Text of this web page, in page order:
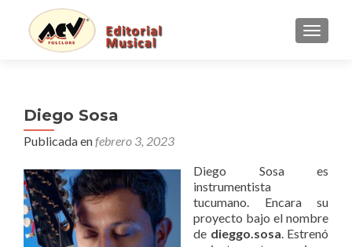
Diego Sosa
Publicada enfebrero 3, 2023
Diego Sosa es
instrumentista
tucumano. Encara su
proyecto bajo el nombre
de dieggo.sosa. Estrenó